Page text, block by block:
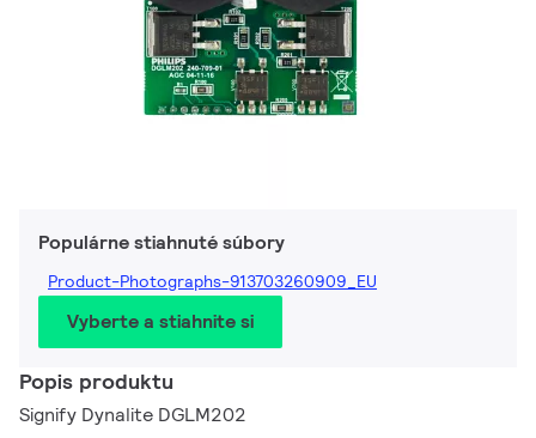
Populárne stiahnuté súbory
Product-Photographs-913703260909_EU
Vyberte a stiahnite si
Popis produktu
Signify Dynalite DGLM202